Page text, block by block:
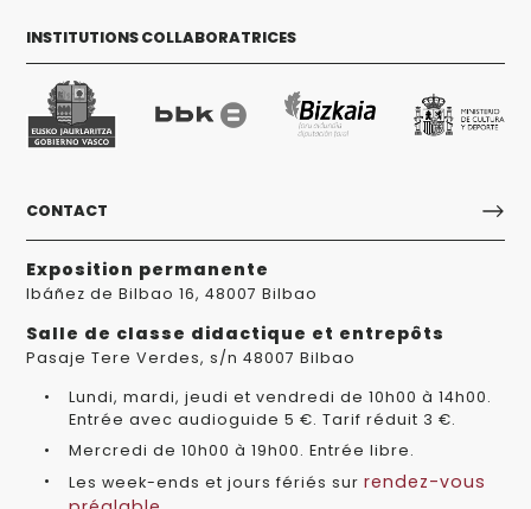
INSTITUTIONS COLLABORATRICES
CONTACT
Exposition permanente
Ibáñez de Bilbao 16, 48007 Bilbao
Salle de classe didactique et entrepôts
Pasaje Tere Verdes, s/n 48007 Bilbao
Lundi, mardi, jeudi et vendredi de 10h00 à 14h00.
Entrée avec audioguide 5 €. Tarif réduit 3 €.
Mercredi de 10h00 à 19h00. Entrée libre.
Les week-ends et jours fériés sur rendez-vous